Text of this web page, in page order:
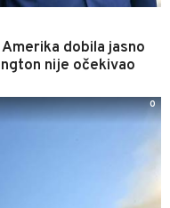
dobila jasno
nije očekivao
0